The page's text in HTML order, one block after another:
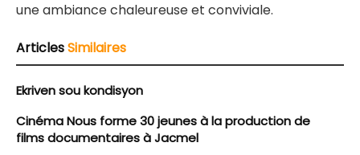
une ambiance chaleureuse et conviviale.
ArticlesSimilaires
Ekriven sou kondisyon
Cinéma Nous forme 30 jeunes à la production de
films documentaires à Jacmel